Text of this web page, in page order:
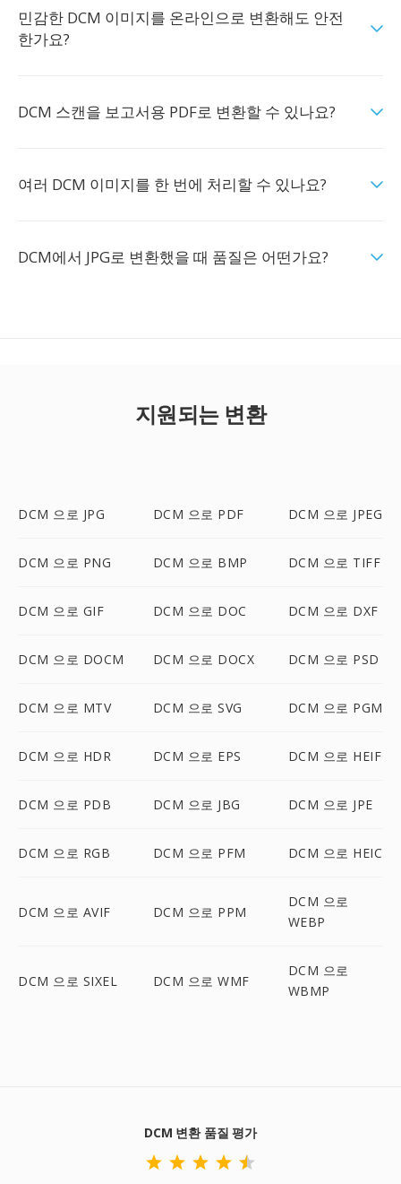
민감한 DCM 이미지를 온라인으로 변환해도 안전
한가요?
DCM 스캔을 보고서용 PDF로 변환할 수 있나요?
여러 DCM 이미지를 한 번에 처리할 수 있나요?
DCM에서 JPG로 변환했을 때 품질은 어떤가요?
지원되는 변환
DCM 으로 JPG DCM 으로 PDF DCM 으로 JPEG
DCM 으로 PNG DCM 으로 BMP DCM 으로 TIFF
DCM 으로 GIF DCM 으로 DOC DCM 으로 DXF
DCM 으로 DOCM DCM 으로 DOCX DCM 으로 PSD
DCM 으로 MTV DCM 으로 SVG DCM 으로 PGM
DCM 으로 HDR DCM 으로 EPS DCM 으로 HEIF
DCM 으로 PDB DCM 으로 JBG DCM 으로 JPE
DCM 으로 RGB DCM 으로 PFM DCM 으로 HEIC
DCM 으로 AVIF DCM 으로 PPM
DCM 으로
WEBP
DCM 으로 SIXEL DCM 으로 WMF
DCM 으로
WBMP
DCM 변환 품질 평가